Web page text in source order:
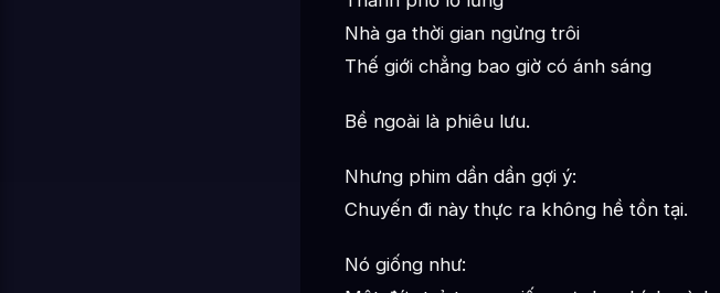
Nhà ga thời gian ngừng trôi
Thế giới chẳng bao giờ có ánh sáng
Bề ngoài là phiêu lưu.
Nhưng phim dần dần gợi ý:
Chuyến đi này thực ra không hề tồn tại.
Nó giống như: